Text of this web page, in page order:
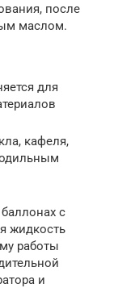
после
маслом.
для
кафеля,
с
жидкость
работы
и